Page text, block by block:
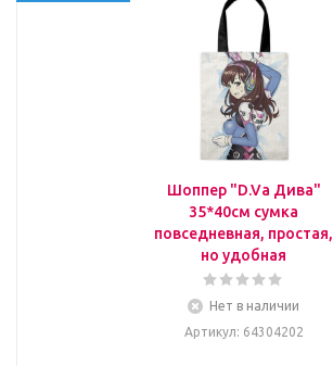
Шоппер "D.Va Дива"
35*40см сумка
повседневная, простая,
но удобная
Нет в наличии
Артикул: 64304202